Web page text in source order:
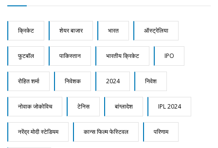
क्रिकेट शेयर बाजार भारत ऑस्ट्रेलिया
फुटबॉल पाकिस्तान भारतीय क्रिकेट IPO
रोहित शर्मा निवेशक 2024 निवेश
नोवाक जोकोविच टेनिस बांग्लादेश IPL 2024
नरेंद्र मोदी स्टेडियम कान्स फिल्म फेस्टिवल परिणाम